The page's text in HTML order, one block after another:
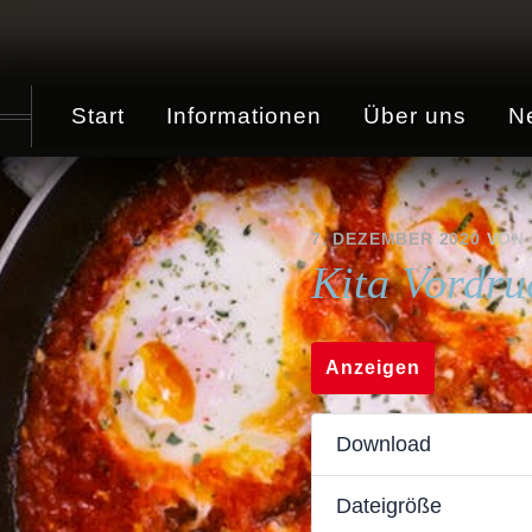
Start Informationen Über uns
7. DEZEMBER 2020VON
Kita
Anzeigen
Download
Dateigröße